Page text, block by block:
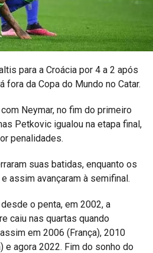
para a Croácia por 4 a 2 após
fora da Copa do Mundo no Catar.
Neymar, no fim do primeiro
Petkovic igualou na etapa final,
penalidades.
suas batidas, enquanto os
assim avançaram à semifinal.
o penta, em 2002, a
caiu nas quartas quando
em 2006 (França), 2010
e agora 2022. Fim do sonho do